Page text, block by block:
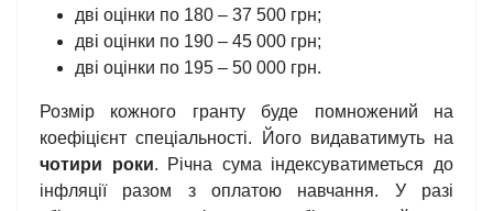
дві оцінки по 180 – 37 500 грн;
дві оцінки по 190 – 45 000 грн;
дві оцінки по 195 – 50 000 грн.
Розмір кожного гранту буде помножений на
коефіцієнт спеціальності. Його видаватимуть на
чотири роки. Річна сума індексуватиметься до
інфляції разом з оплатою навчання. У разі